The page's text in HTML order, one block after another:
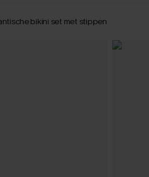
bikini set met stippen